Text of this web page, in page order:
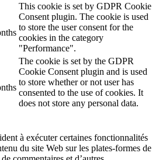
This cookie is set by GDPR Cookie
Consent plugin. The cookie is used
to store the user consent for the
cookies in the category
"Performance".
The cookie is set by the GDPR
Cookie Consent plugin and is used
to store whether or not user has
consented to the use of cookies. It
does not store any personal data.
à exécuter certaines fonctionnalités
du site Web sur les plates-formes de